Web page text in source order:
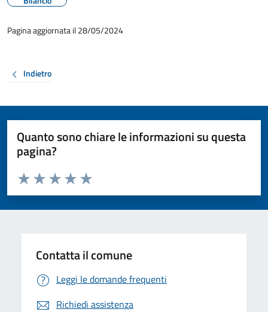
Pagina aggiornata il 28/05/2024
Indietro
Quanto sono chiare le informazioni su questa
pagina?
Valuta da 1 a 5 stelle la pagina
Valuta 5 stelle su 5
Valuta 4 stelle su 5
Valuta 3 stelle su 5
Valuta 2 stelle su 5
Valuta 1 stelle su 5
Contatta il comune
Leggi le domande frequenti
Richiedi assistenza